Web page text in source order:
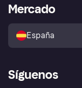
Directorio de tiendas
Política de protección
comprador de Klarna
Reclamaciones
Acceso empresas
Mercado
España
Síguenos